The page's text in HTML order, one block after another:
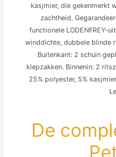
kasjmier, die gekenmerkt
zachtheid.
functionele LODENFREY-
winddichte, dubbe­le blinde
Buitenkant: 2 schuin
klepzakken. Binnenin: 2
25% polyester, 5%
De